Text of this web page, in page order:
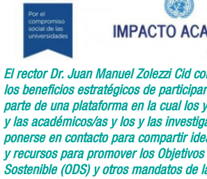
El rector Dr. Juan Manuel Zolezzi Cid
los beneficios estratégicos de
parte de una plataforma en la cual los
y las académicos/as y los y las
ponerse en contacto para compartir
y recursos para promover los
Sostenible (ODS) y otros mandatos de